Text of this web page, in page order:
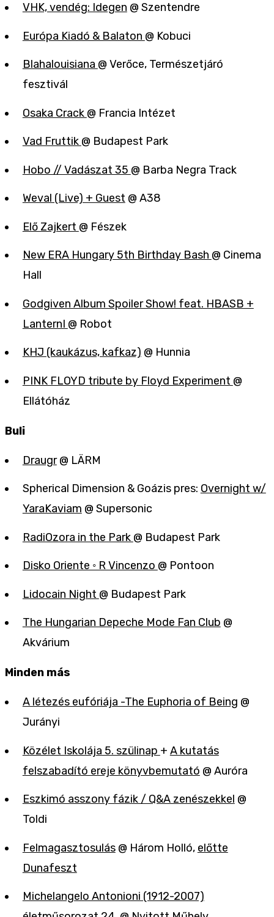
VHK, vendég: Idegen @ Szentendre
Európa Kiadó & Balaton @ Kobuci
Blahalouisiana @ Verőce, Természetjáró
fesztivál
Osaka Crack @ Francia Intézet
Vad Fruttik @ Budapest Park
Hobo // Vadászat 35 @ Barba Negra Track
Weval (Live) + Guest @ A38
Elő Zajkert @ Fészek
New ERA Hungary 5th Birthday Bash @ Cinema
Hall
Godgiven Album Spoiler Show! feat. HBASB +
LanternI @ Robot
KHJ (kaukázus, kafkaz) @ Hunnia
PINK FLOYD tribute by Floyd Experiment @
Ellátóház
Buli
Draugr@ LÄRM
Spherical Dimension & Goázis pres: Overnight w/
YaraKaviam @ Supersonic
RadiOzora in the Park @ Budapest Park
Disko Oriente ◦ R Vincenzo @ Pontoon
Lidocain Night @ Budapest Park
The Hungarian Depeche Mode Fan Club @
Akvárium
Minden más
A létezés eufóriája -The Euphoria of Being @
Jurányi
Közélet Iskolája 5. szülinap + A kutatás
felszabadító ereje könyvbemutató @ Auróra
Eszkimó asszony fázik / Q&A zenészekkel @
Toldi
Felmagasztosulás@ Három Holló, előtte
Dunafeszt
Michelangelo Antonioni (1912-2007)